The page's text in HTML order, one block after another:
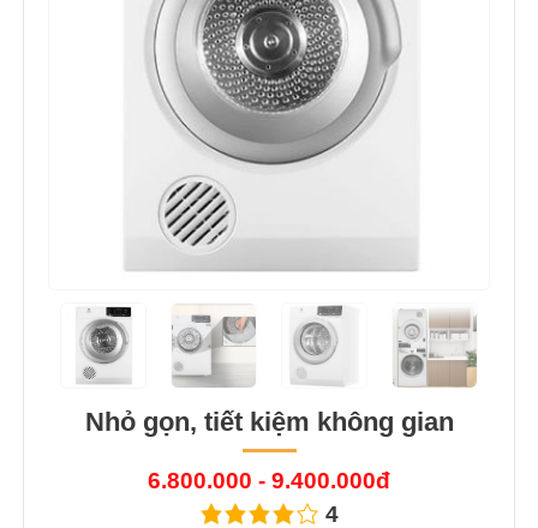
Nhỏ gọn, tiết kiệm không gian
6.800.000 - 9.400.000đ
4